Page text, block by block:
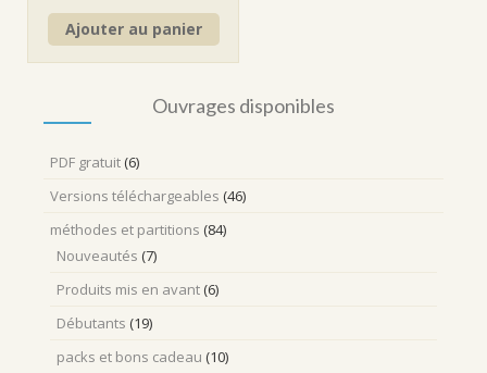
Ajouter au panier
Ouvrages disponibles
PDF gratuit (6)
Versions téléchargeables (46)
méthodes et partitions (84)
Nouveautés (7)
Produits mis en avant (6)
Débutants (19)
packs et bons cadeau (10)